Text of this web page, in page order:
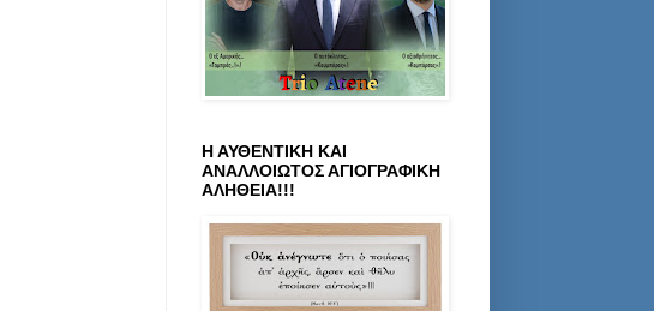
Η ΑΥΘΕΝΤΙΚΗ ΚΑΙ
ΑΝΑΛΛΟΙΩΤΟΣ ΑΓΙΟΓΡΑΦΙΚΗ
ΑΛΗΘΕΙΑ!!!